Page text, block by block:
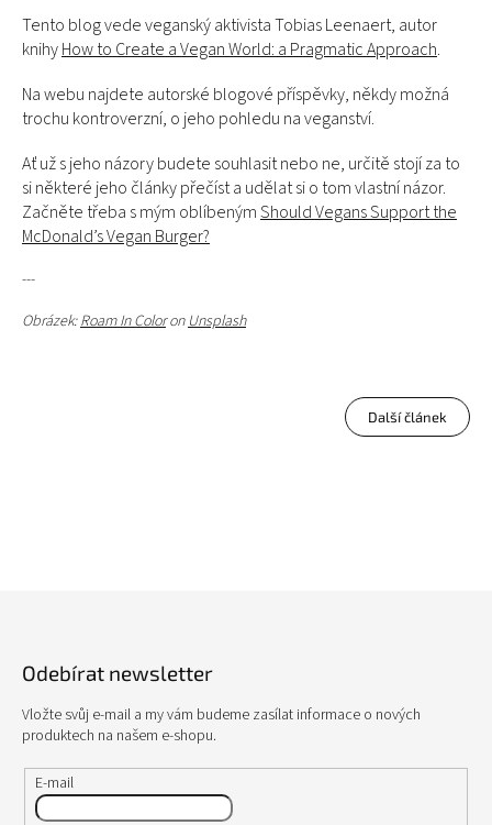
Tento blog vede veganský aktivista Tobias Leenaert, autor
knihyHow to Create a Vegan World: a Pragmatic Approach.
Na webu najdete autorské blogové příspěvky, někdy možná
trochu kontroverzní, o jeho pohledu na veganství.
Ať už s jeho názory budete souhlasit nebo ne, určitě stojí za to
si některé jeho články přečíst a udělat si o tom vlastní názor.
Začněte třeba s mým oblíbenýmShould Vegans Support the
McDonald’s Vegan Burger?
---
Obrázek:Roam In Coloron Unsplash
Další článek
Odebírat newsletter
Vložte svůj e-mail a my vám budeme zasílat informace o nových
produktech na našem e-shopu.
E-mail